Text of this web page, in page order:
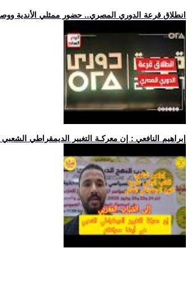
.. انطلاق قرعة الدوري المصري.. حضور ممثلي الأندية
.. إبراهيم النافعي : إن معركـة التغيير الديمقراطي